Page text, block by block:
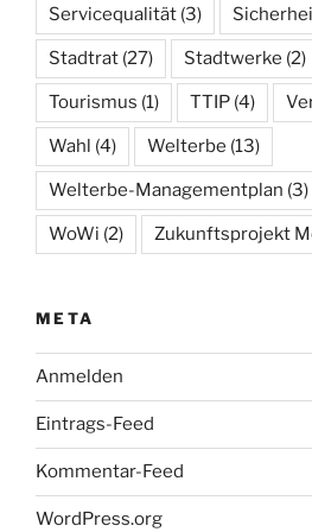
Servicequalität (3)
Stadtrat (27) Stadtwerke (2)
Tourismus (1) TTIP (4)
Wahl (4) Welterbe (13)
Welterbe-Managementplan (3)
WoWi (2) Zukunftsprojekt
META
Anmelden
Eintrags-Feed
Kommentar-Feed
WordPress.org